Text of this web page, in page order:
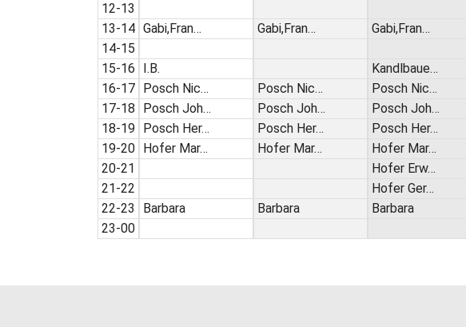
12-13
13-14
14-15
15-16
16-17
17-18
18-19
19-20
20-21
21-22
22-23
23-00
Gabi,Fran…
I.B.
Posch Nic…
Posch Joh…
Posch Her…
Hofer Mar…
Barbara
Gabi,Fran…
Posch Nic…
Posch Joh…
Posch Her…
Hofer Mar…
Barbara
Gabi,Fran…
Kandlbaue…
Posch Nic…
Posch Joh…
Posch Her…
Hofer Mar…
Hofer Erw…
Hofer Ger…
Barbara